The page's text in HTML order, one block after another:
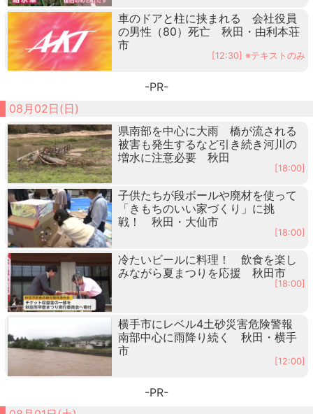
車のドアと柱に挟まれる 会社役員
の男性（80）死亡 秋田・由利本荘
市
[12:30] ※テキストのみ
-PR-
08月02日(日)
県南部を中心に大雨 橋が流される
被害も発生するなど引き続き河川の
増水に注意必要 秋田
[18:00]
子供たちが段ボールや廃材を使って
「きもちのいい家づくり」に挑
戦！ 秋田・大仙市
[18:00]
冷たいビールに料理！ 飲食を楽し
みながら夏まつりを応援 秋田市
[18:00]
横手市にレベル4土砂災害危険警報
南部中心に雨降り続く 秋田・横手
市
[12:00]
-PR-